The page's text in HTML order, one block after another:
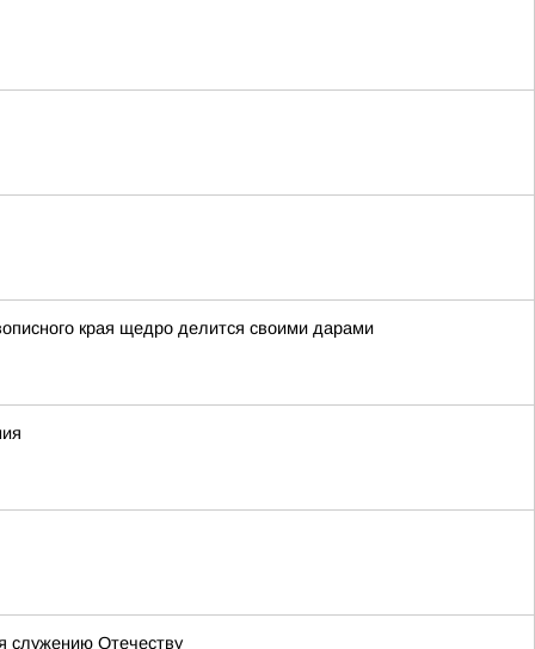
края щедро делится своими дарами
служению Отечеству